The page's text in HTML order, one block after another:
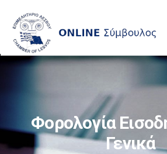
Φορολογία
Γενικά